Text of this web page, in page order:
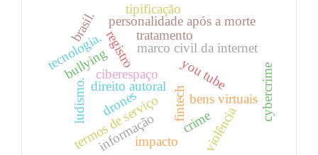
registro
personalidade após a morte
fintech
marco civil da internet
you tube
termos de serviço
direito autoral
tecnologia.
bens virtuais
ciberespaço
violência
bullying
drones
informaçãoimpacto
brasil. tratamento
cybercrime
tipificação
crime
ludismo.